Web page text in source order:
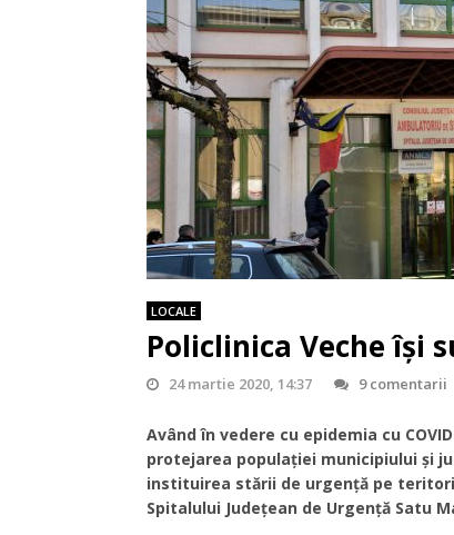
LOCALE
Policlinica Veche își
24 martie 2020, 14:37 9 comentarii
Având în vedere cu epidemia cu
protejarea populației municipiului și
instituirea stării de urgență pe
Spitalului Județean de Urgență Satu